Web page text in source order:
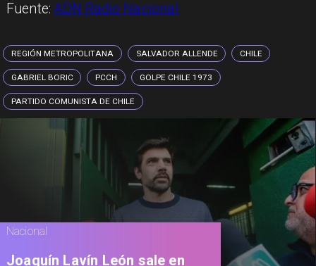
Fuente:ADN Radio Nacional
REGIÓN METROPOLITANA SALVADOR ALLENDE CHILE
GABRIEL BORIC PCCH GOLPE CHILE 1973
PARTIDO COMUNISTA DE CHILE
Nacional
Joaquín Lavín León sale en